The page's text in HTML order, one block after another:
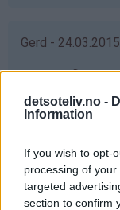
detsoteliv.no -
Information
If you wish to opt-
processing of
targeted
section to confirm
Gerd -
elsker
vaffeljern som er
steiker ,men ska
Anette -